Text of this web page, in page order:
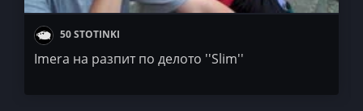
50 STOTINKI
Imera на разпит по делото ''Slim''